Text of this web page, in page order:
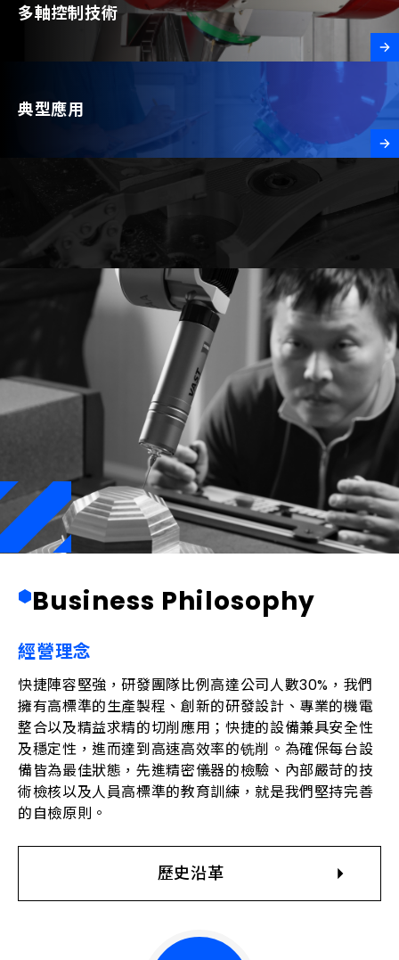
多軸控制技術
典型應用
Business Philosophy
經營理念
快捷陣容堅強，研發團隊比例高達公司人數30%，我們
擁有高標準的生產製程、創新的研發設計、專業的機電
整合以及精益求精的切削應用；快捷的設備兼具安全性
及穩定性，進而達到高速高效率的铣削。為確保每台設
備皆為最佳狀態，先進精密儀器的檢驗、內部嚴苛的技
術檢核以及人員高標準的教育訓練，就是我們堅持完善
的自檢原則。
歷史沿革